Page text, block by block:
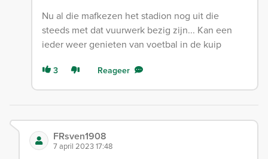
Nu al die mafkezen het stadion nog uit die
steeds met dat vuurwerk bezig zijn... Kan een
ieder weer genieten van voetbal in de kuip
3 Reageer
FRsven1908
7 april 2023 17:48